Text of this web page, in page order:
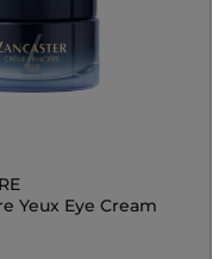
Yeux Eye Cream